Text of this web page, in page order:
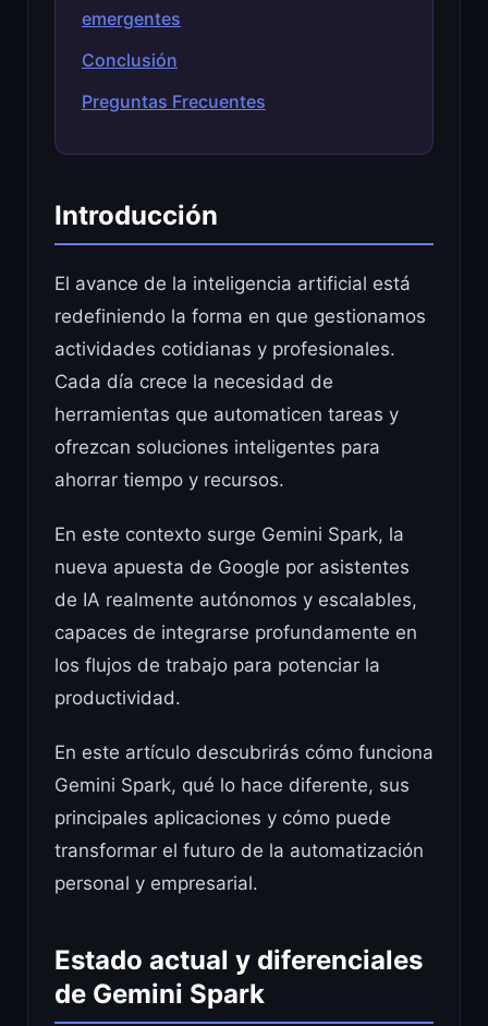
emergentes
Conclusión
Preguntas Frecuentes
Introducción
El avance de la inteligencia artificial está
redefiniendo la forma en que gestionamos
actividades cotidianas y profesionales.
Cada día crece la necesidad de
herramientas que automaticen tareas y
ofrezcan soluciones inteligentes para
ahorrar tiempo y recursos.
En este contexto surge Gemini Spark, la
nueva apuesta de Google por asistentes
de IA realmente autónomos y escalables,
capaces de integrarse profundamente en
los flujos de trabajo para potenciar la
productividad.
En este artículo descubrirás cómo funciona
Gemini Spark, qué lo hace diferente, sus
principales aplicaciones y cómo puede
transformar el futuro de la automatización
personal y empresarial.
Estado actual y diferenciales
de Gemini Spark